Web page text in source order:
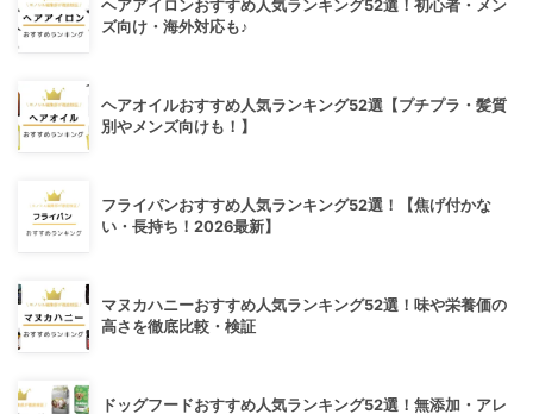
ヘアアイロンおすすめ人気ランキング52選！初心者・メン
ズ向け・海外対応も♪
ヘアオイルおすすめ人気ランキング52選【プチプラ・髪質
別やメンズ向けも！】
フライパンおすすめ人気ランキング52選！【焦げ付かな
い・長持ち！2026最新】
マヌカハニーおすすめ人気ランキング52選！味や栄養価の
高さを徹底比較・検証
ドッグフードおすすめ人気ランキング52選！無添加・アレ